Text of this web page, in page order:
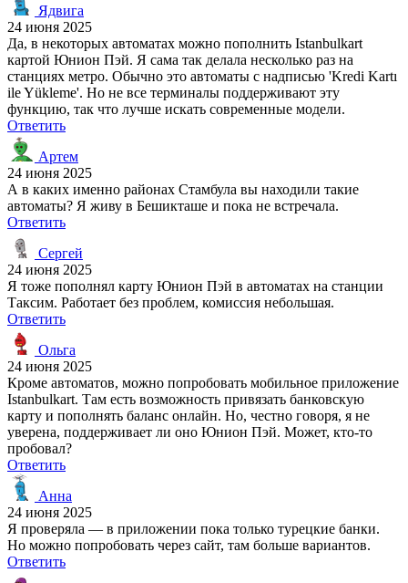
Ядвига
24 июня 2025
Да, в некоторых автоматах можно пополнить Istanbulkart
картой Юнион Пэй. Я сама так делала несколько раз на
станциях метро. Обычно это автоматы с надписью 'Kredi Kartı
ile Yükleme'. Но не все терминалы поддерживают эту
функцию, так что лучше искать современные модели.
Ответить
Артем
24 июня 2025
А в каких именно районах Стамбула вы находили такие
автоматы? Я живу в Бешикташе и пока не встречала.
Ответить
Сергей
24 июня 2025
Я тоже пополнял карту Юнион Пэй в автоматах на станции
Таксим. Работает без проблем, комиссия небольшая.
Ответить
Ольга
24 июня 2025
Кроме автоматов, можно попробовать мобильное приложение
Istanbulkart. Там есть возможность привязать банковскую
карту и пополнять баланс онлайн. Но, честно говоря, я не
уверена, поддерживает ли оно Юнион Пэй. Может, кто-то
пробовал?
Ответить
Анна
24 июня 2025
Я проверяла — в приложении пока только турецкие банки.
Но можно попробовать через сайт, там больше вариантов.
Ответить